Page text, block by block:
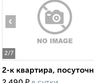
2/7
‹
2-к квартира,